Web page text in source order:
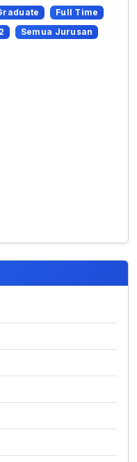
Full Time
Semua Jurusan